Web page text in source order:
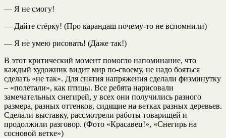
— Я не смогу!
— Дайте стёрку! (Про карандаш почему-то не вспомнили)
— Я не умею рисовать! (Даже так!)
В этот критический момент помогло напоминание, что
каждый художник видит мир по-своему, не надо бояться
сделать «не так». Для снятия напряжения сделали физминутку
– «полетали», как птицы. Все ребята нарисовали
замечательных снегирей, у всех они получились разного
размера, разных оттенков, сидящие на ветках разных деревьев.
Сделали выставку, рассмотрели работы товарищей и
продолжили разговор. (Фото «Красавец!», «Снегирь на
сосновой ветке»)